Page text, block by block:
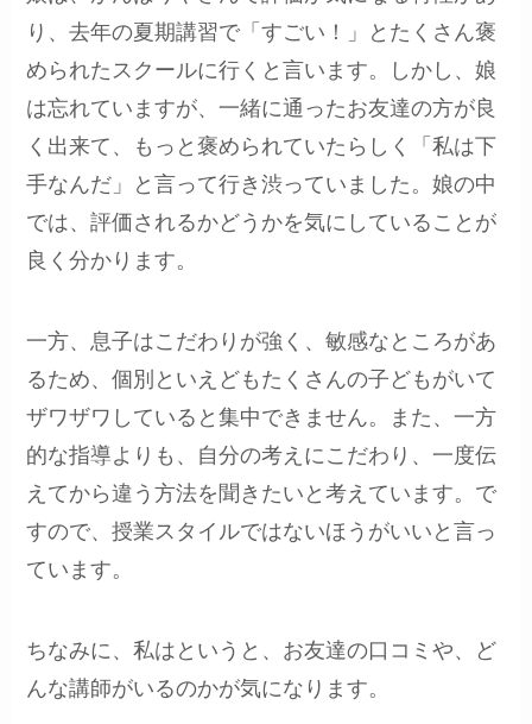
り、去年の夏期講習で「すごい！」とたくさん褒
められたスクールに行くと言います。しかし、娘
は忘れていますが、一緒に通ったお友達の方が良
く出来て、もっと褒められていたらしく「私は下
手なんだ」と言って行き渋っていました。娘の中
では、評価されるかどうかを気にしていることが
良く分かります。
一方、息子はこだわりが強く、敏感なところがあ
るため、個別といえどもたくさんの子どもがいて
ザワザワしていると集中できません。また、一方
的な指導よりも、自分の考えにこだわり、一度伝
えてから違う方法を聞きたいと考えています。で
すので、授業スタイルではないほうがいいと言っ
ています。
ちなみに、私はというと、お友達の口コミや、ど
んな講師がいるのかが気になります。